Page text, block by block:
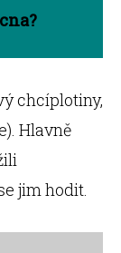
chcíplotiny,
Hlavně
jim hodit.